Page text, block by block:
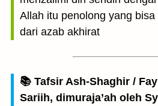
Allah itu penolong yang
dari azab akhirat
📚 Tafsir Ash-Shaghir /
Sariih, dimuraja’ah oleh